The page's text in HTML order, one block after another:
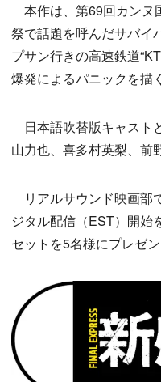
本作は、第69回カンヌ
祭で話題を呼んだサバイ
プサン行きの高速鉄道
爆発によるパニックを描く
日本語吹替版キャスト
山力也、喜多村英梨、前
リアルサウンド映画部
ジタル配信（EST）開始
セットを5名様にプレゼ